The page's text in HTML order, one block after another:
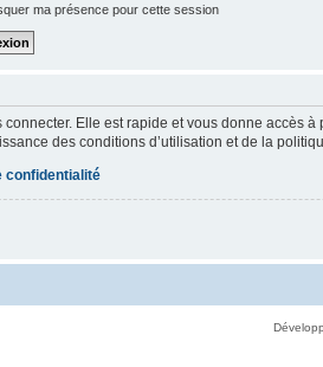
ma présence pour cette session
connecter. Elle est rapide et vous donne
des conditions d’utilisation et de la
confidentialité